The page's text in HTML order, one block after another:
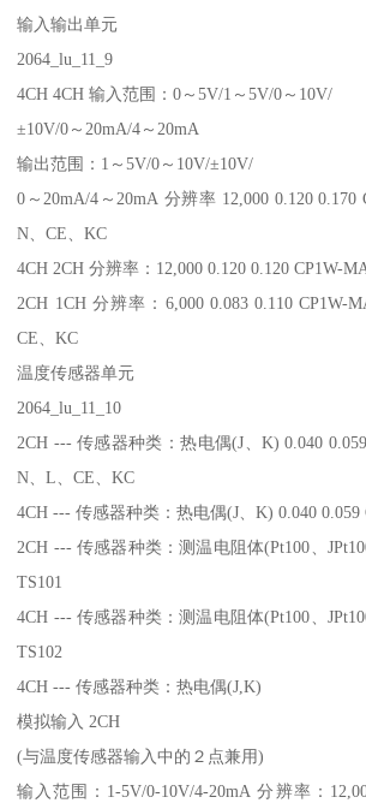
输入输出单元
2064_lu_11_9
4CH 4CH 输入范围：0～5V/1～5V/0～10V/
±10V/0～20mA/4～20mA
输出范围：1～5V/0～10V/±10V/
0～20mA/4～20mA 分辨率 12,000 0.120 0.170
N、CE、KC
4CH 2CH 分辨率：12,000 0.120 0.120 CP1W-
2CH 1CH 分辨率：6,000 0.083 0.110 CP1W-
CE、KC
温度传感器单元
2064_lu_11_10
2CH --- 传感器种类：热电偶(J、K) 0.040 0.059
N、L、CE、KC
4CH --- 传感器种类：热电偶(J、K) 0.040 0.059
2CH --- 传感器种类：测温电阻体(Pt100、
TS101
4CH --- 传感器种类：测温电阻体(Pt100、
TS102
4CH --- 传感器种类：热电偶(J,K)
模拟输入 2CH
(与温度传感器输入中的２点兼用)
输入范围：1-5V/0-10V/4-20mA 分辨率：